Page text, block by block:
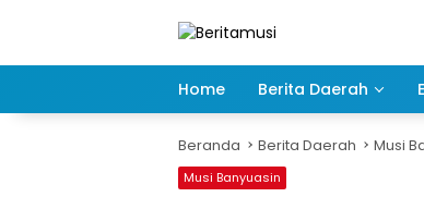
Home Berita Daerah
Beranda Berita Daerah Musi
Musi Banyuasin